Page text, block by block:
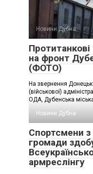
Новини Дубна
Протитанкові
на фронт
(ФОТО)
На звернення
(військової)
ОДА, Дубенська
Новини Дубна
Спортсмени з
громади
армреслінгу